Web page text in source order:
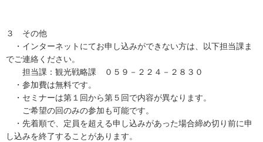
３ その他
・インターネットにてお申し込みができない方は、以下担当課ま
でご連絡ください。
担当課：観光戦略課 ０５９－２２４－２８３０
・参加費は無料です。
・セミナーは第１回から第５回で内容が異なります。
ご希望の回のみの参加も可能です。
・先着順で、定員を超える申し込みがあった場合締め切り前に申
し込みを終了することがあります。